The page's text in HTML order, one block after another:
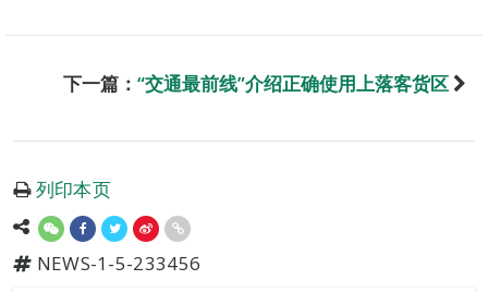
下一篇： “交通最前线”介绍正确使用上落客货区
列印本页
NEWS-1-5-233456